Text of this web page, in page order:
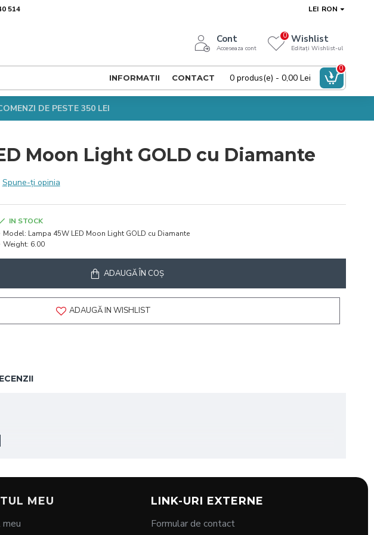
514 LEI RON
Cont
Acceseaza cont
Wishlist
Editați Wishlist-ul
0
INFORMATII CONTACT 0 produs(e) - 0,00 Lei
0
DE PESTE 350 LEI
Moon Light GOLD cu Diamante
Spune-ţi opinia
IN STOCK
Model: Lampa 45W LED Moon Light GOLD cu Diamante
Weight: 6.00
ADAUGĂ ÎN COŞ
ADAUGĂ IN WISHLIST
zonelor corpului care urmează sa fie tratate in timpul tratamentelor
MEU
LINK-URI EXTERNE
Formular de contact